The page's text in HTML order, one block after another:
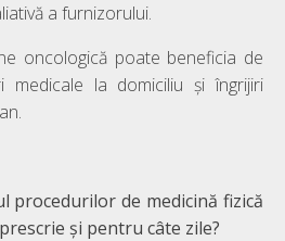
a furnizorului.
oncologică poate beneficia de
la domiciliu şi îngrijiri
procedurilor de medicină fizică
și pentru câte zile?